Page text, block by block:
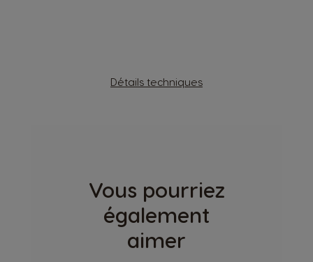
Détails techniques
Vous pourriez
également
aimer